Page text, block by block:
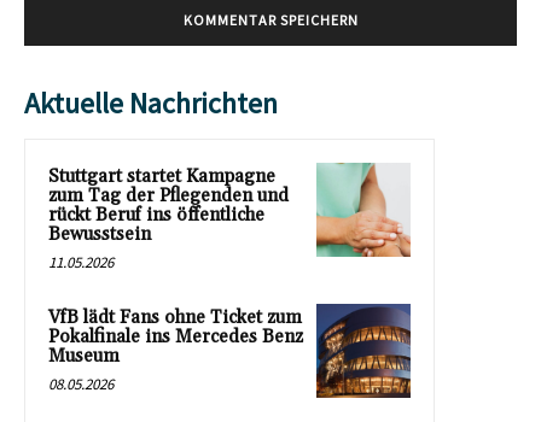
Aktuelle Nachrichten
Stuttgart startet Kampagne
zum Tag der Pflegenden und
rückt Beruf ins öffentliche
Bewusstsein
11.05.2026
VfB lädt Fans ohne Ticket zum
Pokalfinale ins Mercedes Benz
Museum
08.05.2026